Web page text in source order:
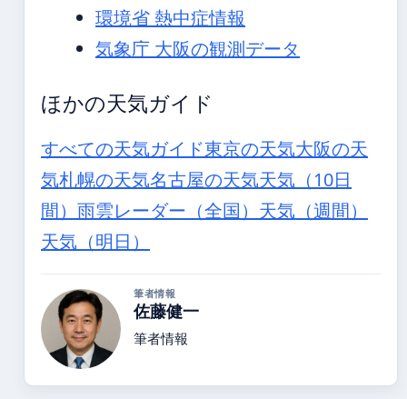
環境省 熱中症情報
気象庁 大阪の観測データ
ほかの天気ガイド
すべての天気ガイド東京の天気大阪の天
気札幌の天気名古屋の天気天気（10日
間） 雨雲レーダー（全国） 天気（週間）
天気（明日）
筆者情報
佐藤健一
筆者情報